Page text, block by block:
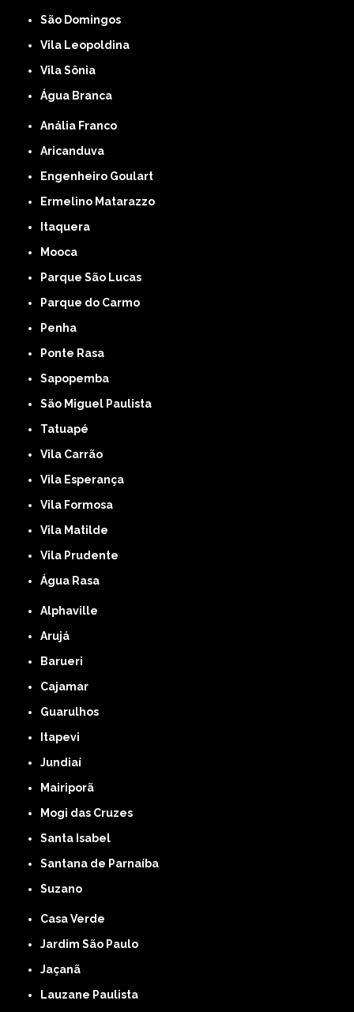
São Domingos
Vila Leopoldina
Vila Sônia
Água Branca
Anália Franco
Aricanduva
Engenheiro Goulart
Ermelino Matarazzo
Itaquera
Mooca
Parque São Lucas
Parque do Carmo
Penha
Ponte Rasa
Sapopemba
São Miguel Paulista
Tatuapé
Vila Carrão
Vila Esperança
Vila Formosa
Vila Matilde
Vila Prudente
Água Rasa
Alphaville
Arujá
Barueri
Cajamar
Guarulhos
Itapevi
Jundiaí
Mairiporã
Mogi das Cruzes
Santa Isabel
Santana de Parnaíba
Suzano
Casa Verde
Jardim São Paulo
Jaçanã
Lauzane Paulista